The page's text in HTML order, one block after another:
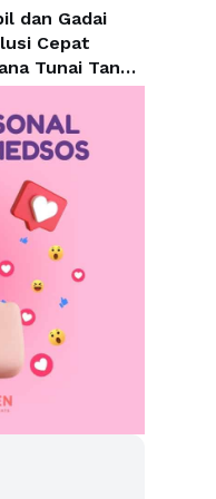
dan Gadai
Cepat
Tunai Tanpa